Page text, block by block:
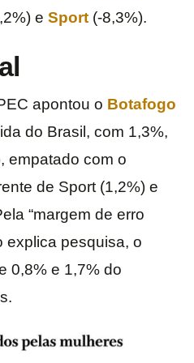
e Sport (-8,3%).
apontou o Botafogo
do Brasil, com 1,3%,
empatado com o
de Sport (1,2%) e
“margem de erro
explica pesquisa, o
0,8% e 1,7% do